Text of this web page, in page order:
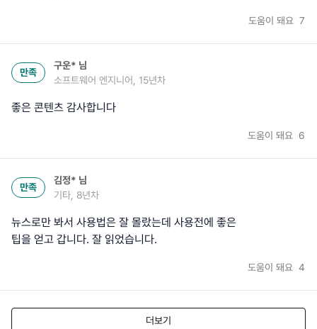
도움이 돼요 7
만족
구운* 님
소프트웨어 엔지니어, 15년차
좋은 콘텐츠 감사합니다
도움이 돼요 6
만족
김정* 님
기타, 8년차
뉴스로만 봐서 사용법은 잘 몰랐는데 사용전에 좋은
팁을 얻고 갑니다. 잘 읽었습니다.
도움이 돼요 4
더보기